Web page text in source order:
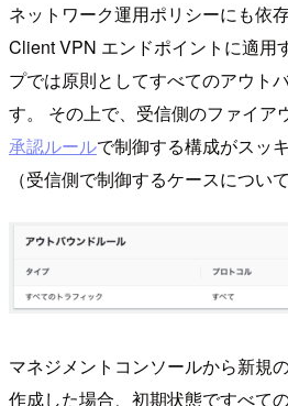
ネットワーク運用ポリシーにも依
Client VPN エンドポイントに適用
プでは原則としてすべてのアウト
す。 その上で、受信側のファイア
承認ルールで制御する構成がスッ
（受信側で制御するケースについ
マネジメントコンソールから新規
作成した場合、初期状態ですべて